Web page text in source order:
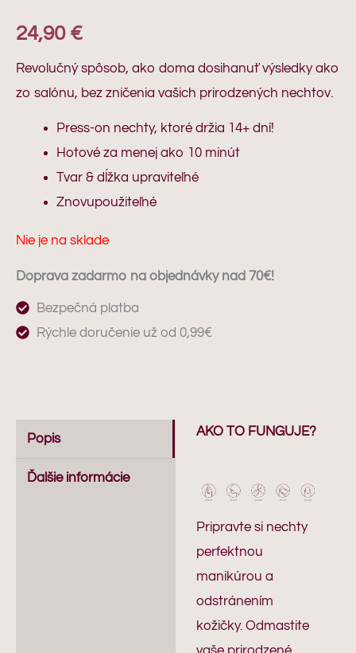
24,90 €
Revolučný spôsob, ako doma dosihanuť výsledky ako
zo salónu, bez zničenia vašich prirodzených nechtov.
Press-on nechty, ktoré držia 14+ dní!
Hotové za menej ako 10 minút
Tvar & dĺžka upraviteľné
Znovupoužiteľné
Nie je na sklade
Doprava zadarmo na objednávky nad 70€!
Bezpečná platba
Rýchle doručenie už od 0,99€
Popis
Ďalšie informácie
AKO TO FUNGUJE?
Pripravte si nechty
perfektnou
manikúrou a
odstránením
kožičky. Odmastite